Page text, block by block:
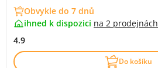
Obvykle do 7 dnů
ihned k dispozici na 2 prodejnách
4.9
Do košíku